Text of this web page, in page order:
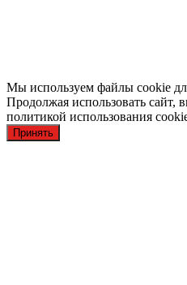
Мы используем файлы cookie
Продолжая использовать сайт,
политикой использования
Принять